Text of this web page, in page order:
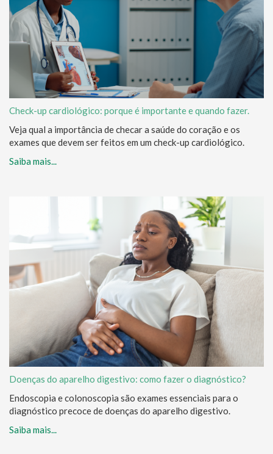
Check-up cardiológico: porque é importante e quando fazer.
Veja qual a importância de checar a saúde do coração e os
exames que devem ser feitos em um check-up cardiológico.
Saiba mais...
Doenças do aparelho digestivo: como fazer o diagnóstico?
Endoscopia e colonoscopia são exames essenciais para o
diagnóstico precoce de doenças do aparelho digestivo.
Saiba mais...